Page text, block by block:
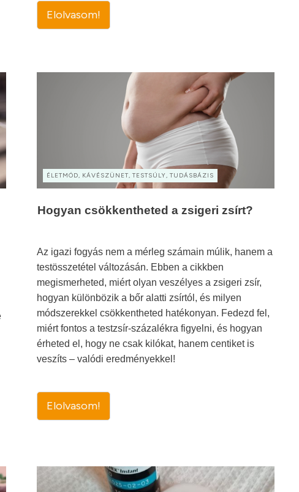
Elolvasom!
ÉLETMÓD, KÁVÉSZÜNET, TESTSÚLY, TUDÁSBÁZIS
Hogyan csökkentheted a zsigeri zsírt?
Az igazi fogyás nem a mérleg számain múlik, hanem a
testösszetétel változásán. Ebben a cikkben
megismerheted, miért olyan veszélyes a zsigeri zsír,
hogyan különbözik a bőr alatti zsírtól, és milyen
módszerekkel csökkentheted hatékonyan. Fedezd fel,
miért fontos a testzsír-százalékra figyelni, és hogyan
érheted el, hogy ne csak kilókat, hanem centiket is
veszíts – valódi eredményekkel!
Elolvasom!